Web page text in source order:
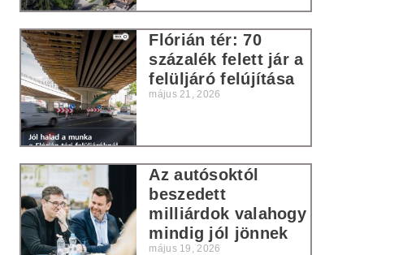
Flórián tér: 70
százalék felett jár a
felüljáró felújítása
május 21, 2026
Az autósoktól
beszedett
milliárdok valahogy
mindig jól jönnek
május 19, 2026